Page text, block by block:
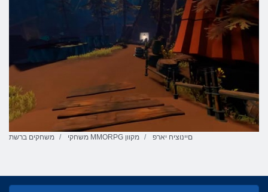
משחקים ברשת משחקי MMORPG מקוון םיינוציח יארפ